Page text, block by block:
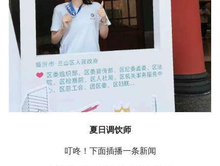
夏日调饮师
叮咚！下面插播一条新闻